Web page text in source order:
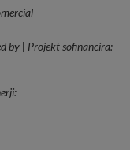
by | Projekt sofinancira: